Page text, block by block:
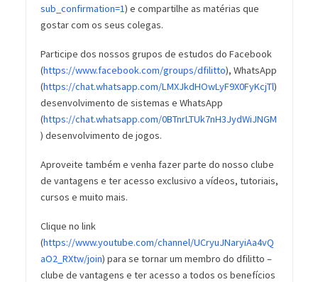
sub_confirmation=1) e compartilhe as matérias que
gostar com os seus colegas.
Participe dos nossos grupos de estudos do Facebook
(https://www.facebook.com/groups/dfilitto), WhatsApp
(https://chat.whatsapp.com/LMXJkdHOwLyF9X0FyKcjTl)
desenvolvimento de sistemas e WhatsApp
(https://chat.whatsapp.com/0BTnrLTUk7nH3JydWiJNGM
) desenvolvimento de jogos.
Aproveite também e venha fazer parte do nosso clube
de vantagens e ter acesso exclusivo a vídeos, tutoriais,
cursos e muito mais.
Clique no link
(https://www.youtube.com/channel/UCryuJNaryiAa4vQ
aO2_RXtw/join) para se tornar um membro do dfilitto –
clube de vantagens e ter acesso a todos os benefícios